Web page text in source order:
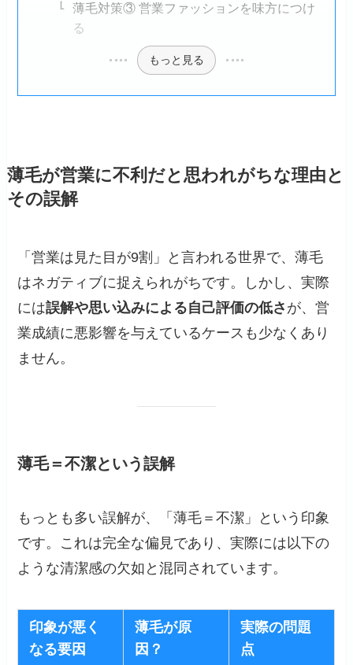
薄毛対策③ 営業ファッションを味方につけ
る
もっと見る
薄毛が営業に不利だと思われがちな理由と
その誤解
「営業は見た目が9割」と言われる世界で、薄毛
はネガティブに捉えられがちです。しかし、実際
には誤解や思い込みによる自己評価の低さ が、営
業成績に悪影響を与えているケースも少なくあり
ません。
薄毛＝不潔という誤解
もっとも多い誤解が、「薄毛＝不潔」という印象
です。これは完全な偏見であり、実際には以下の
ような清潔感の欠如と混同されています。
印象が悪く
なる要因
薄毛が原
因？
実際の問題
点